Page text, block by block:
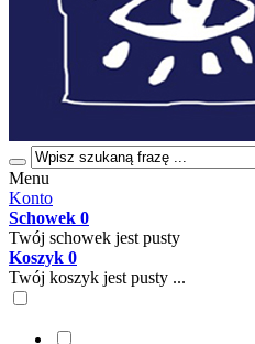
Menu
Konto
Schowek 0
Twój schowek jest pusty
Koszyk 0
Twój koszyk jest pusty ...